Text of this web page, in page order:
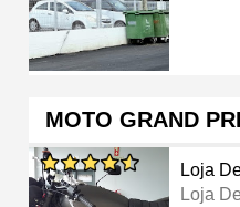
MOTO GRAND
Loja
Loja